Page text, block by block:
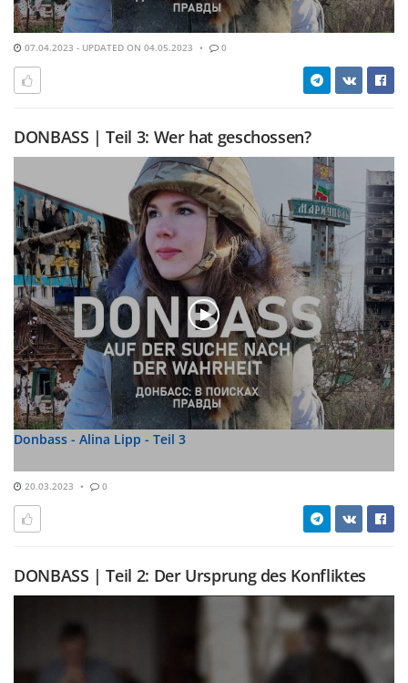
07.04.2023 - UPDATED ON 04.05.2023 0
DONBASS | Teil 3: Wer hat geschossen?
Donbass - Alina Lipp - Teil 3
20.03.2023 0
DONBASS | Teil 2: Der Ursprung des Konfliktes